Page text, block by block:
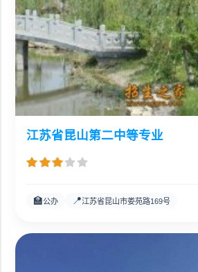
江苏省昆山第二中等专业
🏫公办 📍江苏省昆山市娄苑路169号